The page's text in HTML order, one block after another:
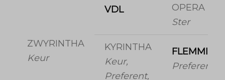
ZWYRINTHA
Keur
VDL
OPERA
Ster
KYRINTHA
Keur,
Preferent,
Preferent